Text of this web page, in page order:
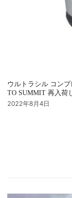
ウルトラシル コン
TO SUMMIT 再入荷
2022年8月4日